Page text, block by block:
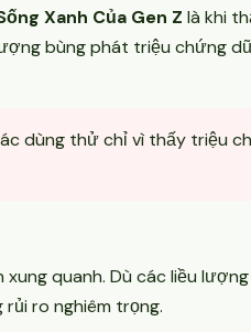
Xanh Của Gen Z là khi
bùng phát triệu chứng
dùng thử chỉ vì thấy triệu
quanh. Dù các liều
ro nghiêm trọng.